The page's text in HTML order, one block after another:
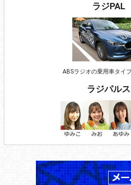
ラジPAL
ABSラジオの乗用車タイ
ラジパルス